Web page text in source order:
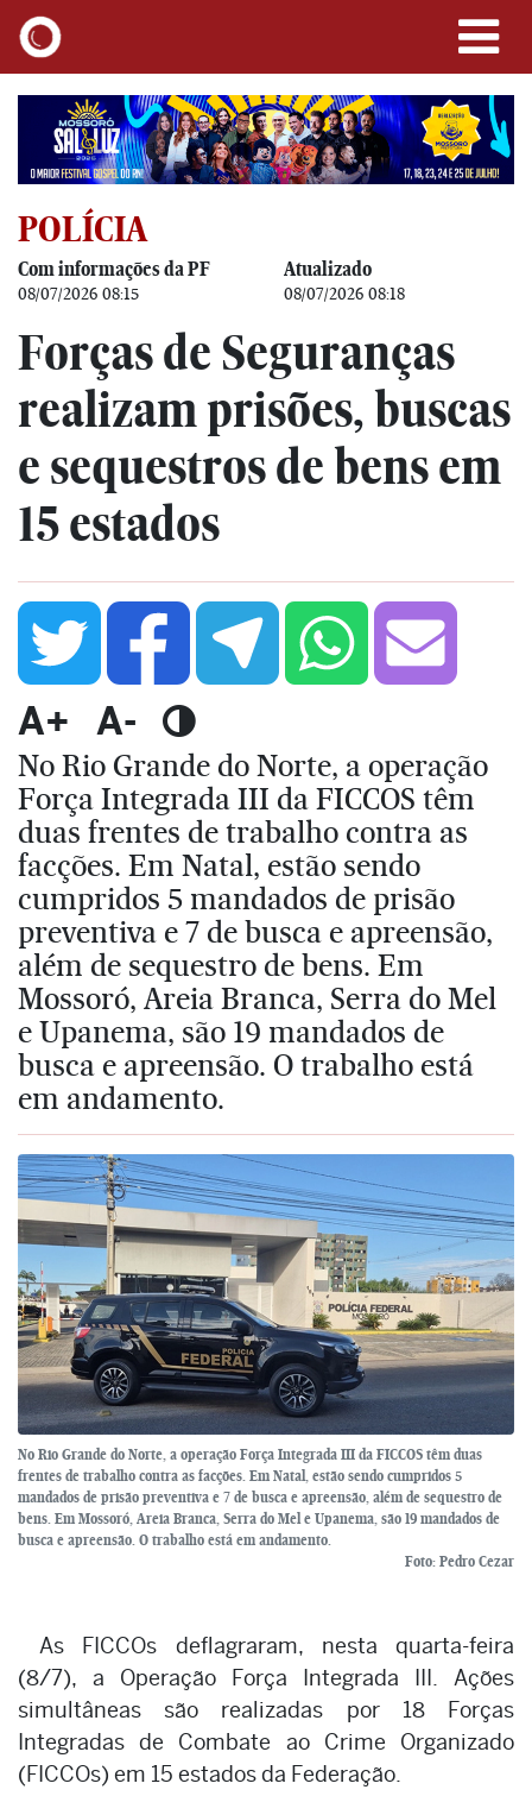
POLÍCIA
Com informações da PF
08/07/2026 08:15
Atualizado
08/07/2026 08:18
Forças de Seguranças
realizam prisões, buscas
e sequestros de bens em
15 estados
A+ A-
No Rio Grande do Norte, a operação
Força Integrada III da FICCOS têm
duas frentes de trabalho contra as
facções. Em Natal, estão sendo
cumpridos 5 mandados de prisão
preventiva e 7 de busca e apreensão,
além de sequestro de bens. Em
Mossoró, Areia Branca, Serra do Mel
e Upanema, são 19 mandados de
busca e apreensão. O trabalho está
em andamento.
No Rio Grande do Norte, a operação Força Integrada III da FICCOS têm duas
frentes de trabalho contra as facções. Em Natal, estão sendo cumpridos 5
mandados de prisão preventiva e 7 de busca e apreensão, além de sequestro de
bens. Em Mossoró, Areia Branca, Serra do Mel e Upanema, são 19 mandados de
busca e apreensão. O trabalho está em andamento.
Foto: Pedro Cezar
As FICCOs deflagraram, nesta quarta-feira
(8/7), a Operação Força Integrada III. Ações
simultâneas são realizadas por 18 Forças
Integradas de Combate ao Crime Organizado
(FICCOs) em 15 estados da Federação.